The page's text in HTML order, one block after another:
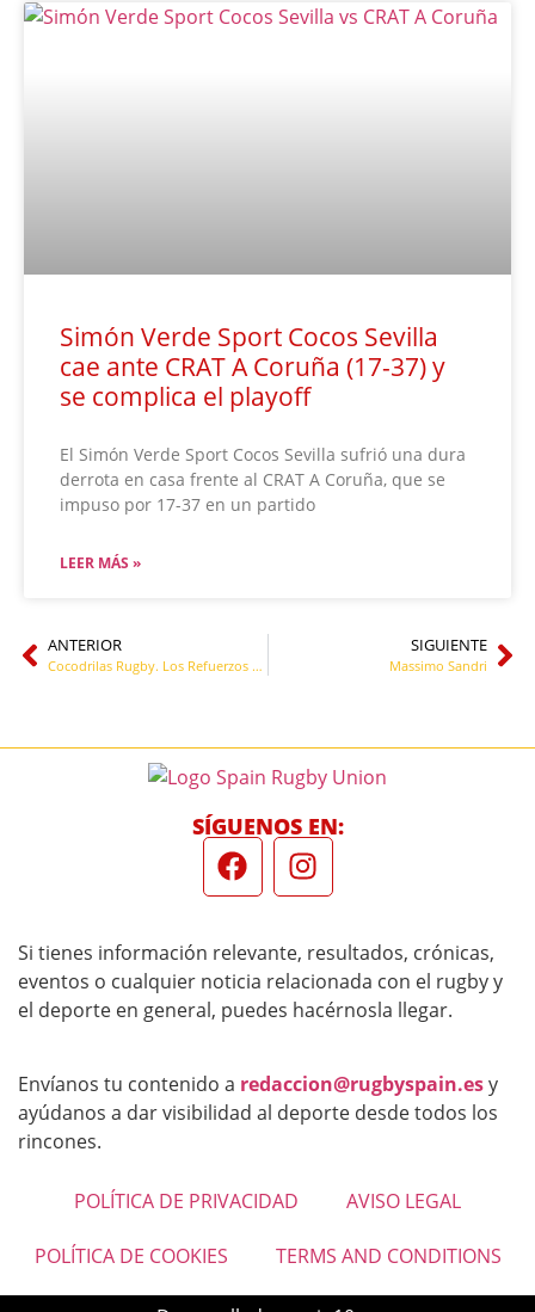
Simón Verde Sport Cocos Sevilla
cae ante CRAT A Coruña (17-37) y
se complica el playoff
El Simón Verde Sport Cocos Sevilla sufrió una dura
derrota en casa frente al CRAT A Coruña, que se
impuso por 17-37 en un partido
LEER MÁS »
ANTERIOR
Cocodrilas Rugby. Los Refuerzos Clave para la Temporada 24-25: Miriam Roig y Kas Sylla
SIGUIENTE
Massimo Sandri
SÍGUENOS EN:
Si tienes información relevante, resultados, crónicas,
eventos o cualquier noticia relacionada con el rugby y
el deporte en general, puedes hacérnosla llegar.
Envíanos tu contenido a redaccion@rugbyspain.esy
ayúdanos a dar visibilidad al deporte desde todos los
rincones.
POLÍTICA DE PRIVACIDAD AVISO LEGAL
POLÍTICA DE COOKIES TERMS AND CONDITIONS